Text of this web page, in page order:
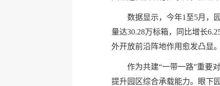
数据显示，今年1至5月，
量达30.28万标箱，同比增长
外开放前沿阵地作用愈发凸显
作为共建“一带一路”重要
提升园区综合承载能力。眼下